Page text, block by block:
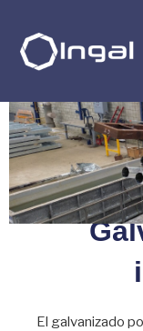
El galvanizado